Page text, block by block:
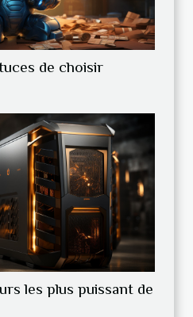
de choisir
les plus puissant de